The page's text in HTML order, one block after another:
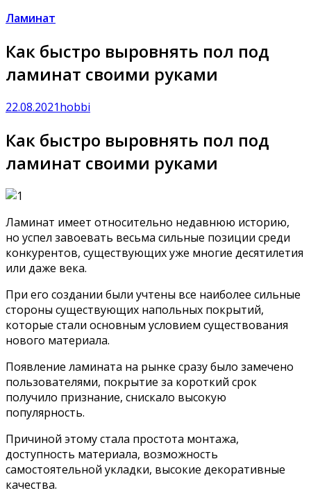
Ламинат
Как быстро выровнять пол под
ламинат своими руками
22.08.2021hobbi
Как быстро выровнять пол под
ламинат своими руками
Ламинат имеет относительно недавнюю историю,
но успел завоевать весьма сильные позиции среди
конкурентов, существующих уже многие десятилетия
или даже века.
При его создании были учтены все наиболее сильные
стороны существующих напольных покрытий,
которые стали основным условием существования
нового материала.
Появление ламината на рынке сразу было замечено
пользователями, покрытие за короткий срок
получило признание, снискало высокую
популярность.
Причиной этому стала простота монтажа,
доступность материала, возможность
самостоятельной укладки, высокие декоративные
качества.